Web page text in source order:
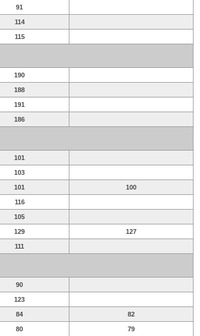
91
114
115
190
188
191
186
101
103
101 100
116
105
129 127
111
90
123
84 82
80 79